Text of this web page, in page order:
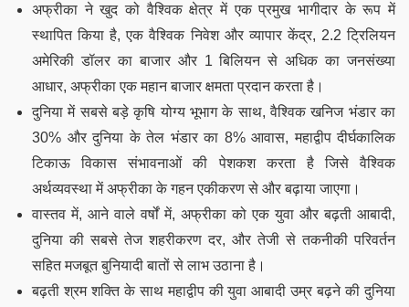
अफ्रीका ने खुद को वैश्विक क्षेत्र में एक प्रमुख भागीदार के रूप में
स्थापित किया है, एक वैश्विक निवेश और व्यापार केंद्र, 2.2 ट्रिलियन
अमेरिकी डॉलर का बाजार और 1 बिलियन से अधिक का जनसंख्या
आधार, अफ्रीका एक महान बाजार क्षमता प्रदान करता है।
दुनिया में सबसे बड़े कृषि योग्य भूभाग के साथ, वैश्विक खनिज भंडार का
30% और दुनिया के तेल भंडार का 8% आवास, महाद्वीप दीर्घकालिक
टिकाऊ विकास संभावनाओं की पेशकश करता है जिसे वैश्विक
अर्थव्यवस्था में अफ्रीका के गहन एकीकरण से और बढ़ाया जाएगा।
वास्तव में, आने वाले वर्षों में, अफ्रीका को एक युवा और बढ़ती आबादी,
दुनिया की सबसे तेज शहरीकरण दर, और तेजी से तकनीकी परिवर्तन
सहित मजबूत बुनियादी बातों से लाभ उठाना है।
बढ़ती श्रम शक्ति के साथ महाद्वीप की युवा आबादी उम्र बढ़ने की दुनिया